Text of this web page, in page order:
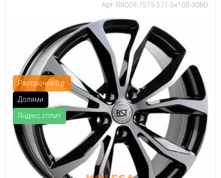
Рассрочка 0 р.
Долями
Яндекс.сплит
Арт: RR009-7519-571-5x100-30BD